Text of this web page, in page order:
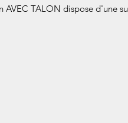
AVEC TALON dispose d'une